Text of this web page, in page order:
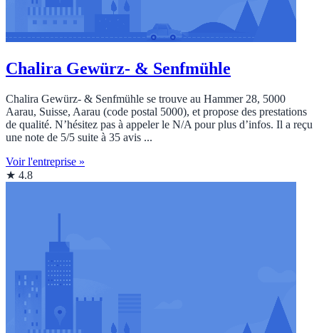
Chalira Gewürz- & Senfmühle
Chalira Gewürz- & Senfmühle se trouve au Hammer 28, 5000
Aarau, Suisse, Aarau (code postal 5000), et propose des prestations
de qualité. N’hésitez pas à appeler le N/A pour plus d’infos. Il a reçu
une note de 5/5 suite à 35 avis ...
Voir l'entreprise »
★ 4.8